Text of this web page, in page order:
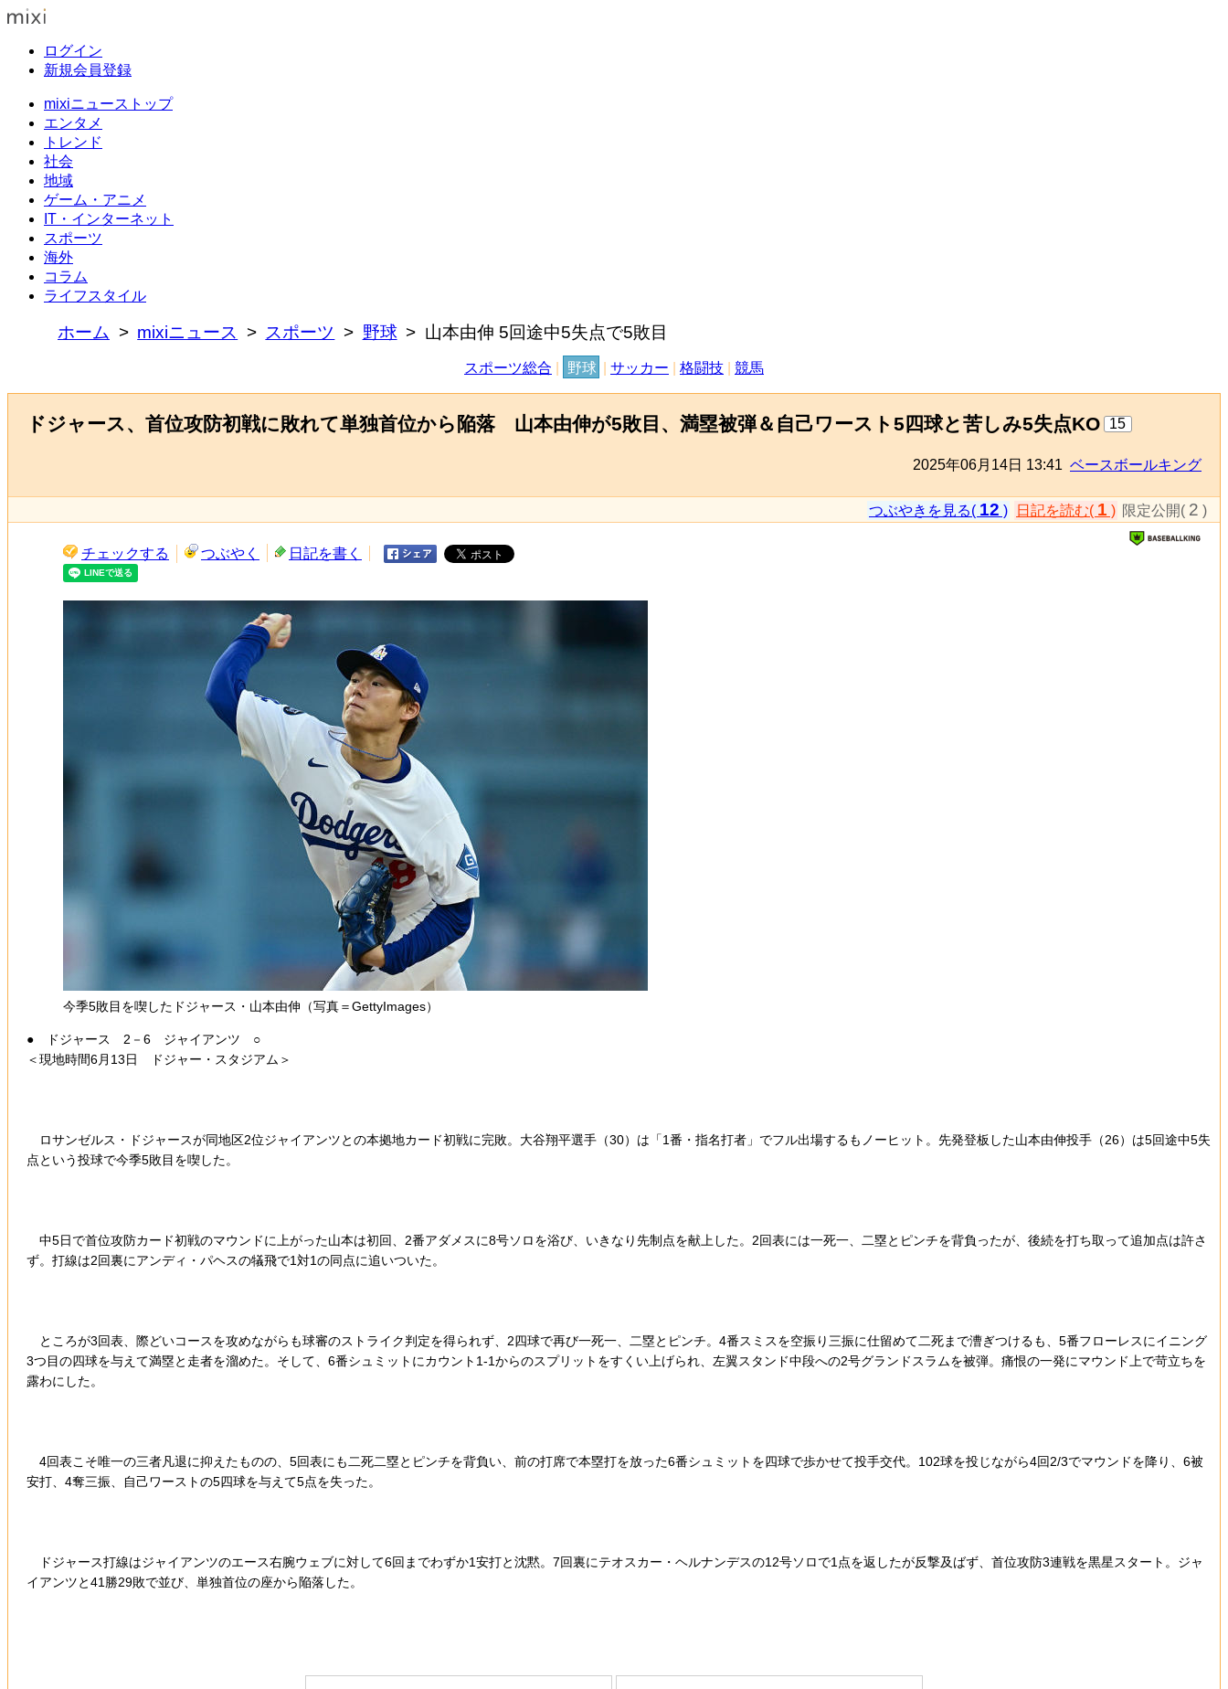
ログイン
新規会員登録
mixiニューストップ
エンタメ
トレンド
社会
地域
ゲーム・アニメ
IT・インターネット
スポーツ
海外
コラム
ライフスタイル
ホーム mixiニュース スポーツ 野球 山本由伸 5回途中5失点で5敗目
スポーツ総合 野球 サッカー 格闘技 競馬
ドジャース、首位攻防初戦に敗れて単独首位から陥落 山本由伸が5敗目、満塁被弾＆自己ワースト5四球と苦しみ5失点KO 15
2025年06月14日 13:41 ベースボールキング
つぶやきを見る( 12 ) 日記を読む( 1 ) 限定公開( 2 )
チェックする つぶやく 日記を書く
今季5敗目を喫したドジャース・山本由伸（写真＝GettyImages）
● ドジャース 2－6 ジャイアンツ ○
＜現地時間6月13日 ドジャー・スタジアム＞
ロサンゼルス・ドジャースが同地区2位ジャイアンツとの本拠地カード初戦に完敗。大谷翔平選手（30）は「1番・指名打者」でフル出場するもノーヒット。先発登板した山本由伸投手（26）は5回途中5失
点という投球で今季5敗目を喫した。
中5日で首位攻防カード初戦のマウンドに上がった山本は初回、2番アダメスに8号ソロを浴び、いきなり先制点を献上した。2回表には一死一、二塁とピンチを背負ったが、後続を打ち取って追加点は許さ
ず。打線は2回裏にアンディ・パヘスの犠飛で1対1の同点に追いついた。
ところが3回表、際どいコースを攻めながらも球審のストライク判定を得られず、2四球で再び一死一、二塁とピンチ。4番スミスを空振り三振に仕留めて二死まで漕ぎつけるも、5番フローレスにイニング
3つ目の四球を与えて満塁と走者を溜めた。そして、6番シュミットにカウント1-1からのスプリットをすくい上げられ、左翼スタンド中段への2号グランドスラムを被弾。痛恨の一発にマウンド上で苛立ちを
露わにした。
4回表こそ唯一の三者凡退に抑えたものの、5回表にも二死二塁とピンチを背負い、前の打席で本塁打を放った6番シュミットを四球で歩かせて投手交代。102球を投じながら4回2/3でマウンドを降り、6被
安打、4奪三振、自己ワーストの5四球を与えて5点を失った。
ドジャース打線はジャイアンツのエース右腕ウェブに対して6回までわずか1安打と沈黙。7回裏にテオスカー・ヘルナンデスの12号ソロで1点を返したが反撃及ばず、首位攻防3連戦を黒星スタート。ジャ
イアンツと41勝29敗で並び、単独首位の座から陥落した。